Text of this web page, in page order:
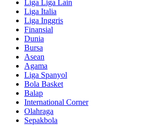
Liga Liga Lain
Liga Italia
Liga Inggris
Finansial
Dunia
Bursa
Asean
Agama
Liga Spanyol
Bola Basket
Balap
International Corner
Olahraga
Sepakbola